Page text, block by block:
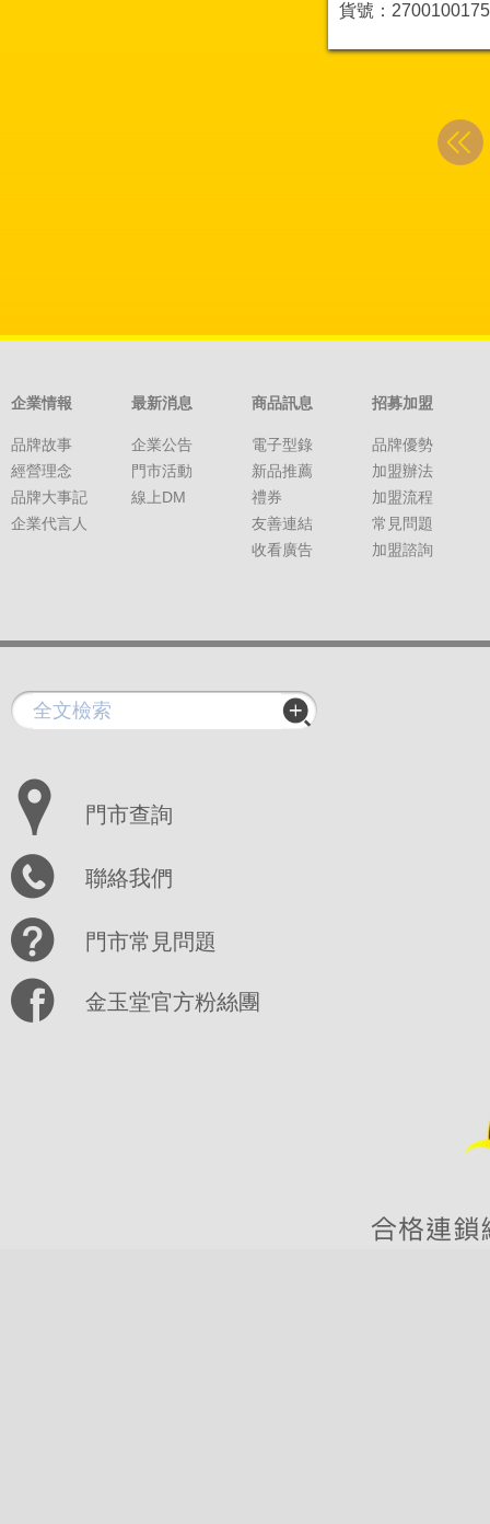
貨號：2700100175
企業情報
品牌故事
經營理念
品牌大事記
企業代言人
最新消息
企業公告
門市活動
線上DM
商品訊息
電子型錄
新品推薦
禮券
友善連結
收看廣告
招募加盟
品牌優勢
加盟辦法
加盟流程
常見問題
加盟諮詢
門市查詢
聯絡我們
門市常見問題
金玉堂官方粉絲團